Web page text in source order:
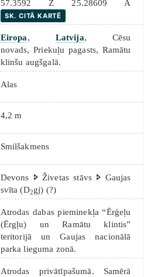
57.3592 Z 25.28609 A
SK. CITĀ KARTĒ
Eiropa, Latvija, Cēsu
novads, Priekuļu pagasts, Ramātu
klinšu augšgalā.
Alas
4,2 m
Smilšakmens
Devons 🢖 Živetas stāvs 🢖 Gaujas
svīta (D2gj) (?)
Atrodas dabas pieminekļa “Ērģeļu
(Ērgļu) un Ramātu klintis”
teritorijā un Gaujas nacionālā
parka lieguma zonā.
Atrodas privātīpašumā. Samērā